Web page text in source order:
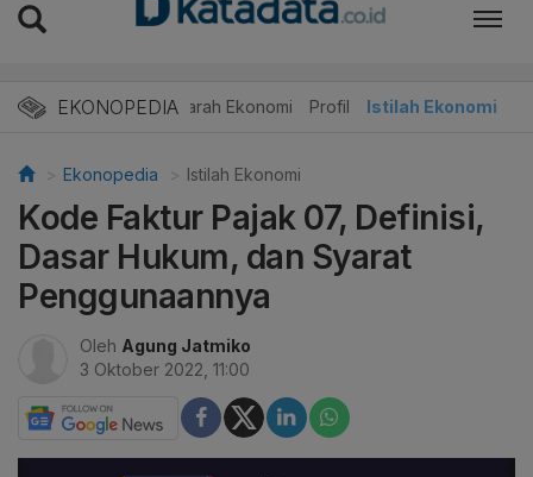
EKONOPEDIASejarah Ekonomi Profil Istilah Ekonomi
Ekonopedia Istilah Ekonomi
Kode Faktur Pajak 07, Definisi,
Dasar Hukum, dan Syarat
Penggunaannya
Oleh Agung Jatmiko
3 Oktober 2022, 11:00